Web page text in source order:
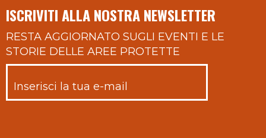
ISCRIVITI ALLA NOSTRA NEWSLETTER
RESTA AGGIORNATO SUGLI EVENTI E LE
STORIE DELLE AREE PROTETTE